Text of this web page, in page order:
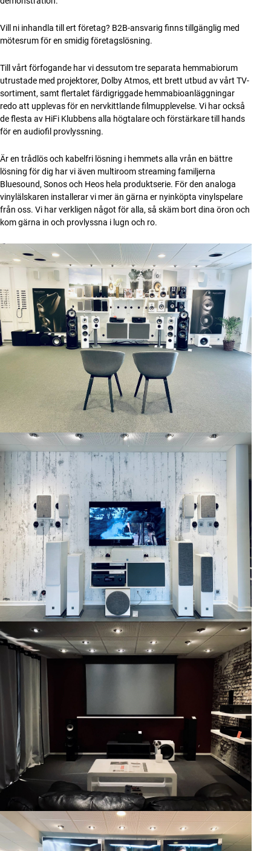
Vill ni inhandla till ert företag? B2B-ansvarig finns tillgänglig med
mötesrum för en smidig företagslösning.
Till vårt förfogande har vi dessutom tre separata hemmabiorum
utrustade med projektorer, Dolby Atmos, ett brett utbud av vårt TV-
sortiment, samt flertalet färdigriggade hemmabioanläggningar
redo att upplevas för en nervkittlande filmupplevelse. Vi har också
de flesta av HiFi Klubbens alla högtalare och förstärkare till hands
för en audiofil provlyssning.
Är en trådlös och kabelfri lösning i hemmets alla vrån en bättre
lösning för dig har vi även multiroom streaming familjerna
Bluesound, Sonos och Heos hela produktserie. För den analoga
vinylälskaren installerar vi mer än gärna er nyinköpta vinylspelare
från oss. Vi har verkligen något för alla, så skäm bort dina öron och
kom gärna in och provlyssna i lugn och ro.